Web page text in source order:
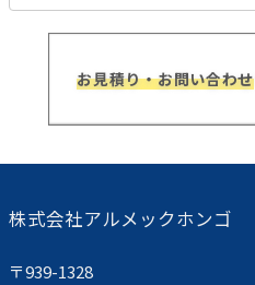
お見積り・お問い合わせ
株式会社アルメックホンゴ
〒939-1328